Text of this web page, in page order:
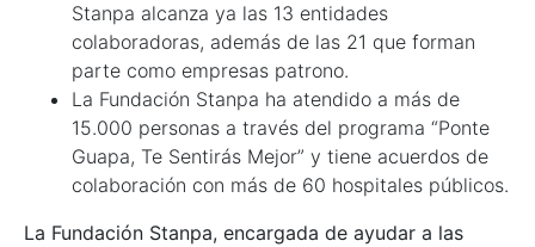
Stanpa alcanza ya las 13 entidades
colaboradoras, además de las 21 que forman
parte como empresas patrono.
La Fundación Stanpa ha atendido a más de
15.000 personas a través del programa “Ponte
Guapa, Te Sentirás Mejor” y tiene acuerdos de
colaboración con más de 60 hospitales públicos.
La Fundación Stanpa, encargada de ayudar a las